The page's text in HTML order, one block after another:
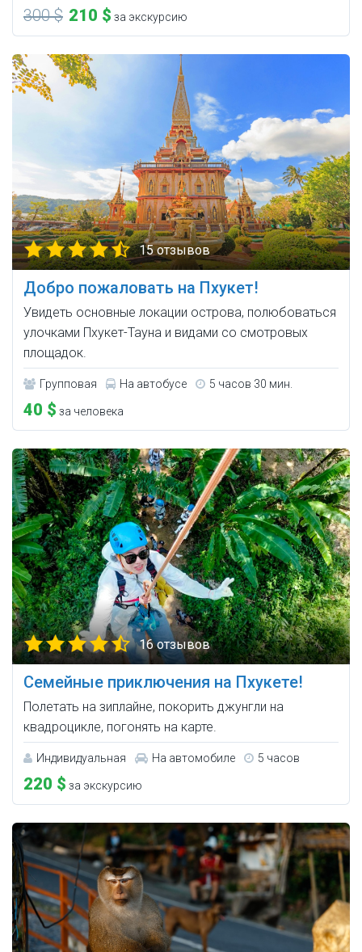
300 $ 210 $ за экскурсию
15 отзывов
Добро пожаловать на Пхукет!
Увидеть основные локации острова, полюбоваться
улочками Пхукет-Тауна и видами со смотровых
площадок.
Групповая На автобусе 5 часов 30 мин.
40 $ за человека
16 отзывов
Семейные приключения на Пхукете!
Полетать на зиплайне, покорить джунгли на
квадроцикле, погонять на карте.
Индивидуальная На автомобиле 5 часов
220 $ за экскурсию